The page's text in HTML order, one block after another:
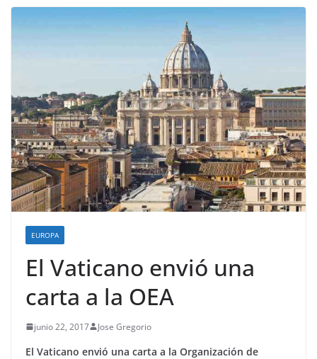
EUROPA
El Vaticano envió una
carta a la OEA
junio 22, 2017 Jose Gregorio
El Vaticano envió una carta a la Organización de